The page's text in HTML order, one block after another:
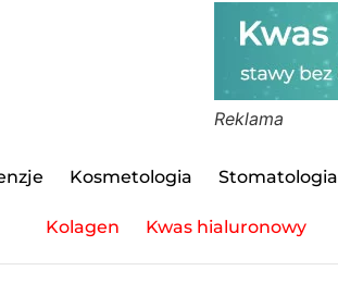
Reklama
Kosmetologia Stomatologia
Kolagen Kwas hialuronowy